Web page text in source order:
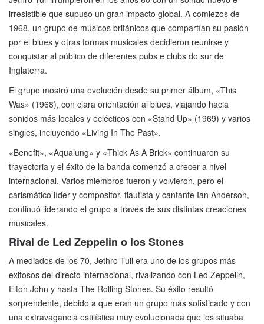
irresistible que supuso un gran impacto global. A comiezos de
1968, un grupo de músicos británicos que compartían su pasión
por el blues y otras formas musicales decidieron reunirse y
conquistar al público de diferentes pubs e clubs do sur de
Inglaterra.
El grupo mostró una evolución desde su primer álbum, «This
Was» (1968), con clara orientación al blues, viajando hacia
sonidos más locales y eclécticos con «Stand Up» (1969) y varios
singles, incluyendo «Living In The Past».
«Benefit», «Aqualung» y «Thick As A Brick» continuaron su
trayectoria y el éxito de la banda comenzó a crecer a nivel
internacional. Varios miembros fueron y volvieron, pero el
carismático líder y compositor, flautista y cantante Ian Anderson,
continuó liderando el grupo a través de sus distintas creaciones
musicales.
Rival de Led Zeppelin o los Stones
A mediados de los 70, Jethro Tull era uno de los grupos más
exitosos del directo internacional, rivalizando con Led Zeppelin,
Elton John y hasta The Rolling Stones. Su éxito resultó
sorprendente, debido a que eran un grupo más sofisticado y con
una extravagancia estilística muy evolucionada que los situaba